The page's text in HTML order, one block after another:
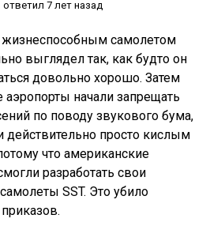
ответил 7 лет назад
жизнеспособным самолетом
выглядел так, как будто он
довольно хорошо. Затем
аэропорты начали запрещать
по поводу звукового бума,
действительно просто кислым
что американские
разработать свои
SST. Это убило